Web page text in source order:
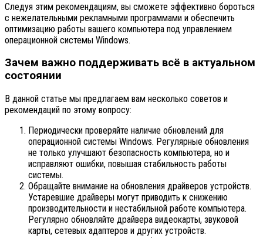
Следуя этим рекомендациям, вы сможете эффективно бороться
с нежелательными рекламными программами и обеспечить
оптимизацию работы вашего компьютера под управлением
операционной системы Windows.
Зачем важно поддерживать всё в актуальном
состоянии
В данной статье мы предлагаем вам несколько советов и
рекомендаций по этому вопросу:
Периодически проверяйте наличие обновлений для
операционной системы Windows. Регулярные обновления
не только улучшают безопасность компьютера, но и
исправляют ошибки, повышая стабильность работы
системы.
Обращайте внимание на обновления драйверов устройств.
Устаревшие драйверы могут приводить к снижению
производительности и нестабильной работе компьютера.
Регулярно обновляйте драйвера видеокарты, звуковой
карты, сетевых адаптеров и других устройств.